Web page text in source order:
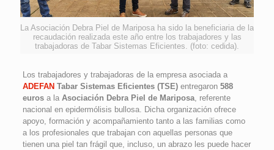
La Asociación Debra Piel de Mariposa ha sido la beneficiaria de la
recaudación realizada este año entre los trabajadores y las
trabajadoras de Tabar Sistemas Eficientes. (foto: cedida).
Los trabajadores y trabajadoras de la empresa asociada a
ADEFAN Tabar Sistemas Eficientes (TSE)entregaron 588
eurosa la Asociación Debra Piel de Mariposa, referente
nacional en epidermólisis bullosa. Dicha organización ofrece
apoyo, formación y acompañamiento tanto a las familias como
a los profesionales que trabajan con aquellas personas que
tienen una piel tan frágil que, incluso, un abrazo les puede hacer